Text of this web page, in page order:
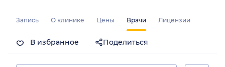
Запись О клинике Цены Врачи Лицензии
В избранное Поделиться